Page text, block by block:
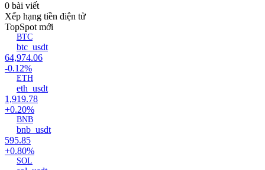
0 bài viết
Xếp hạng tiền điện tử
TopSpot mới
BTC
btc_usdt
64,974.06
-0.12%
ETH
eth_usdt
1,919.78
+0.20%
BNB
bnb_usdt
595.85
+0.80%
SOL